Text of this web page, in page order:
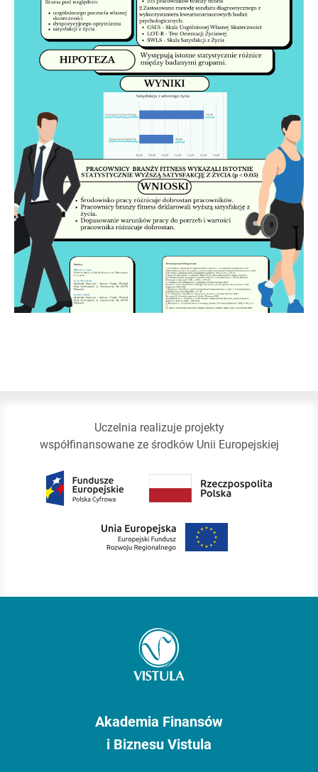
Uczelnia realizuje projekty
współfinansowane ze środków Unii Europejskiej
Akademia Finansów
i Biznesu Vistula